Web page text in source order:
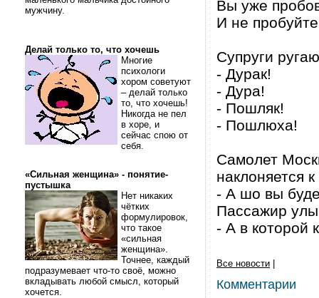
мужчину.
Делай только то, что хочешь
Многие
психологи
хором советуют
– делай только
то, что хочешь!
Никогда не пел
в хоре, и
сейчас спою от
себя.
«Сильная женщина» - понятие-
пустышка
Нет никаких
чётких
формулировок,
что такое
«сильная
женщина».
Точнее, каждый
подразумевает что-то своё, можно
вкладывать любой смысл, который
хочется.
Вы уже
И не
Супруги
- Дурак!
- Дура!
- Пошляк!
- Пошлюха!
Самолет
наклоняется
- А шо вы
Пассажир
- А в которой
Все новости
Комментарии